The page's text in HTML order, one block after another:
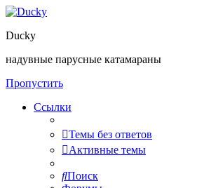
Ducky
надувные парусные катамараны
Пропустить
Ссылки
Темы без ответов
Активные темы
Поиск